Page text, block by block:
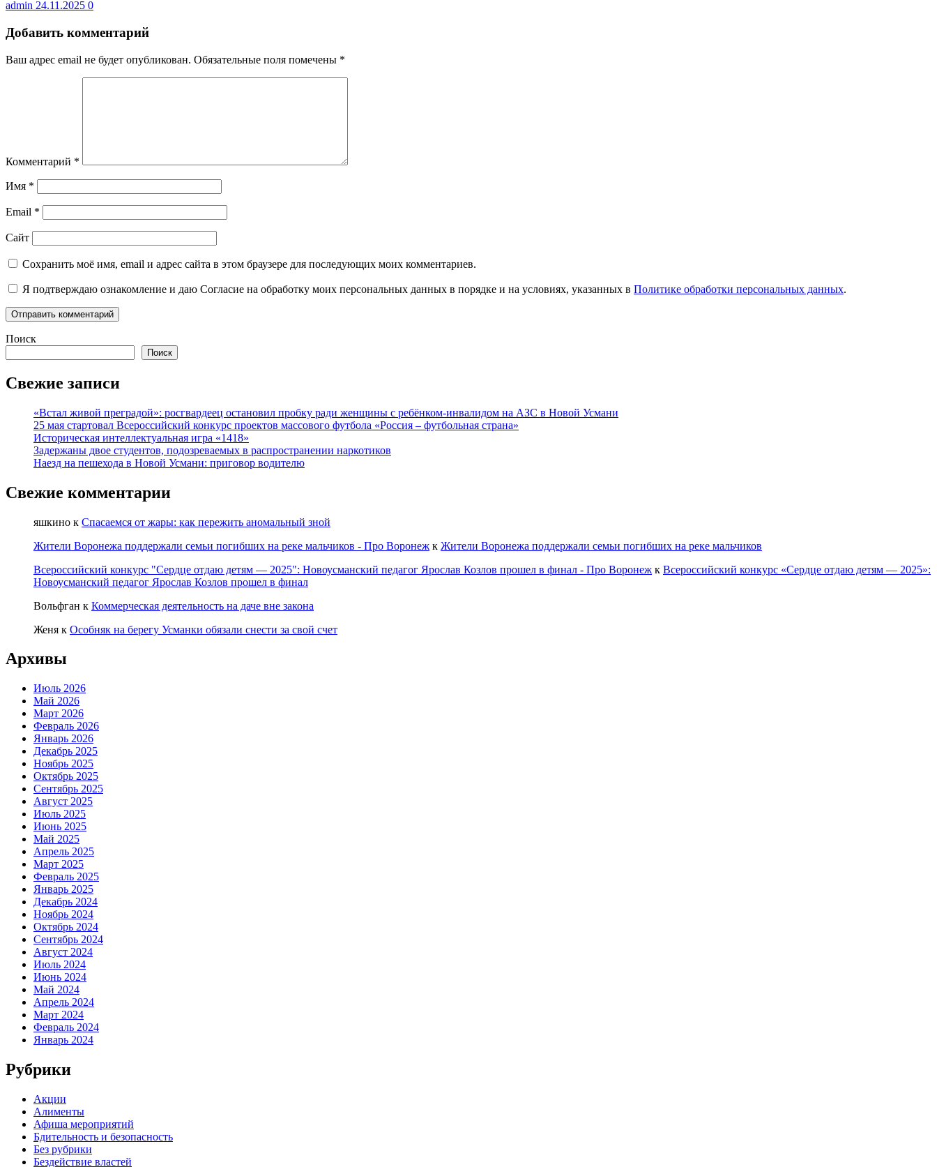
admin 24.11.2025 0
Добавить комментарий
Ваш адрес email не будет опубликован. Обязательные поля помечены *
Комментарий *
Имя *
Email *
Сайт
Сохранить моё имя, email и адрес сайта в этом браузере для последующих моих комментариев.
Я подтверждаю ознакомление и даю Согласие на обработку моих персональных данных в порядке и на условиях, указанных в Политике обработки персональных данных.
Поиск
Поиск
Свежие записи
«Встал живой преградой»: росгвардеец остановил пробку ради женщины с ребёнком-инвалидом на АЗС в Новой Усмани
25 мая стартовал Всероссийский конкурс проектов массового футбола «Россия – футбольная страна»
Историческая интеллектуальная игра «1418»
Задержаны двое студентов, подозреваемых в распространении наркотиков
Наезд на пешехода в Новой Усмани: приговор водителю
Свежие комментарии
яшкино к Спасаемся от жары: как пережить аномальный зной
Жители Воронежа поддержали семьи погибших на реке мальчиков - Про Воронеж к Жители Воронежа поддержали семьи погибших на реке мальчиков
Всероссийский конкурс "Сердце отдаю детям — 2025": Новоусманский педагог Ярослав Козлов прошел в финал - Про Воронеж к Всероссийский конкурс «Сердце отдаю детям — 2025»:
Новоусманский педагог Ярослав Козлов прошел в финал
Вольфган к Коммерческая деятельность на даче вне закона
Женя к Особняк на берегу Усманки обязали снести за свой счет
Архивы
Июль 2026
Май 2026
Март 2026
Февраль 2026
Январь 2026
Декабрь 2025
Ноябрь 2025
Октябрь 2025
Сентябрь 2025
Август 2025
Июль 2025
Июнь 2025
Май 2025
Апрель 2025
Март 2025
Февраль 2025
Январь 2025
Декабрь 2024
Ноябрь 2024
Октябрь 2024
Сентябрь 2024
Август 2024
Июль 2024
Июнь 2024
Май 2024
Апрель 2024
Март 2024
Февраль 2024
Январь 2024
Рубрики
Акции
Алименты
Афиша мероприятий
Бдительность и безопасность
Без рубрики
Бездействие властей